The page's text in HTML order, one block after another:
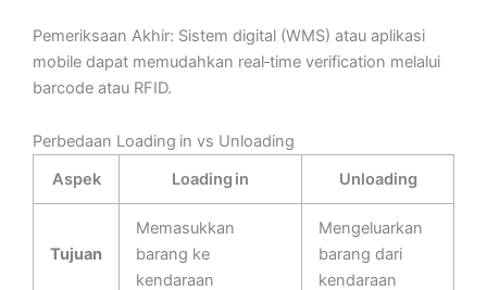
Pemeriksaan Akhir: Sistem digital (WMS) atau aplikasi
mobile dapat memudahkan real‑time verification melalui
barcode atau RFID.
Perbedaan Loading in vs Unloading
Aspek
Loading in Unloading
Tujuan
Memasukkan
barang ke
kendaraan
Mengeluarkan
barang dari
kendaraan